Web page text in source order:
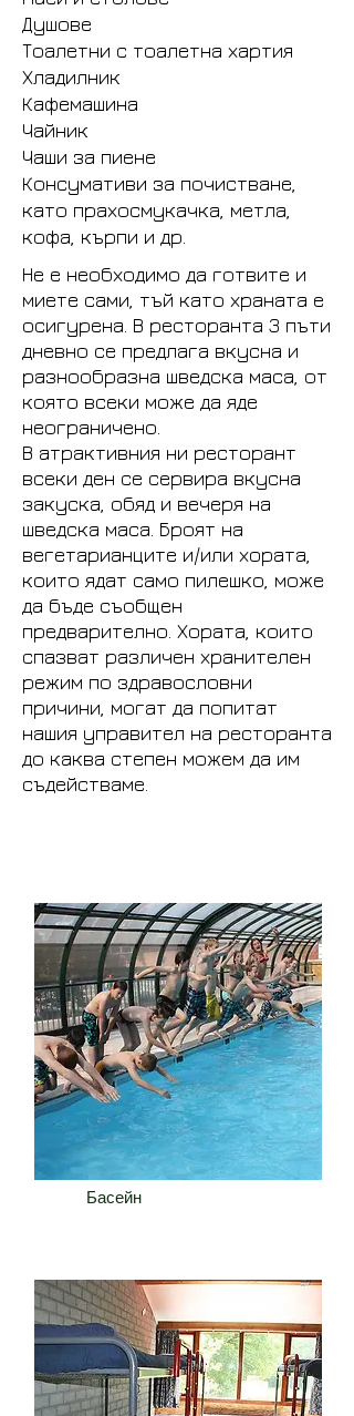
Душове
Тоалетни с тоалетна хартия
Хладилник
Кафемашина
Чайник
Чаши за пиене
Консумативи за почистване,
като прахосмукачка, метла,
кофа, кърпи и др.
Не е необходимо да готвите и
миете сами, тъй като храната е
осигурена. В ресторанта 3 пъти
дневно се предлага вкусна и
разнообразна шведска маса, от
която всеки може да яде
неограничено.
В атрактивния ни ресторант
всеки ден се сервира вкусна
закуска, обяд и вечеря на
шведска маса. Броят на
вегетарианците и/или хората,
които ядат само пилешко, може
да бъде съобщен
предварително. Хората, които
спазват различен хранителен
режим по здравословни
причини, могат да попитат
нашия управител на ресторанта
до каква степен можем да им
съдействаме.
Басейн